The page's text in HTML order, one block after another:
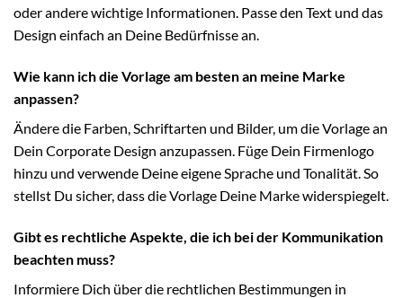
oder andere wichtige Informationen. Passe den Text und das
Design einfach an Deine Bedürfnisse an.
Wie kann ich die Vorlage am besten an meine Marke
anpassen?
Ändere die Farben, Schriftarten und Bilder, um die Vorlage an
Dein Corporate Design anzupassen. Füge Dein Firmenlogo
hinzu und verwende Deine eigene Sprache und Tonalität. So
stellst Du sicher, dass die Vorlage Deine Marke widerspiegelt.
Gibt es rechtliche Aspekte, die ich bei der Kommunikation
beachten muss?
Informiere Dich über die rechtlichen Bestimmungen in